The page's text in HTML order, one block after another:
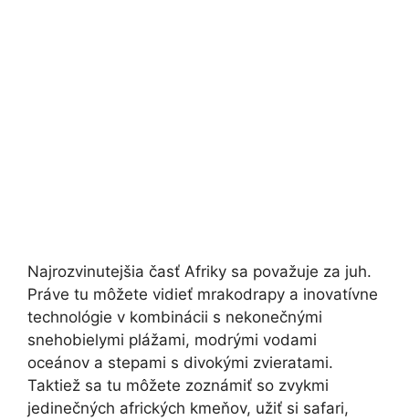
Najrozvinutejšia časť Afriky sa považuje za juh.
Práve tu môžete vidieť mrakodrapy a inovatívne
technológie v kombinácii s nekonečnými
snehobielymi plážami, modrými vodami
oceánov a stepami s divokými zvieratami.
Taktiež sa tu môžete zoznámiť so zvykmi
jedinečných afrických kmeňov, užiť si safari,